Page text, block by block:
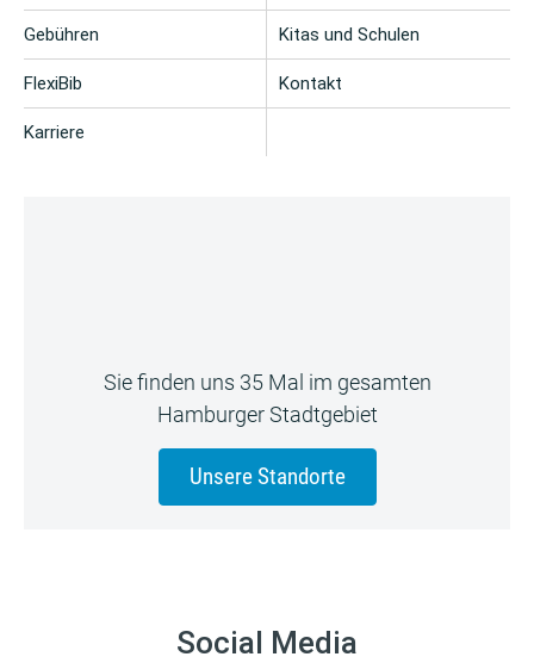
Gebühren
FlexiBib
Karriere
Kitas und Schulen
Kontakt
Sie finden uns 35 Mal im gesamten
Hamburger Stadtgebiet
Unsere Standorte
Social Media